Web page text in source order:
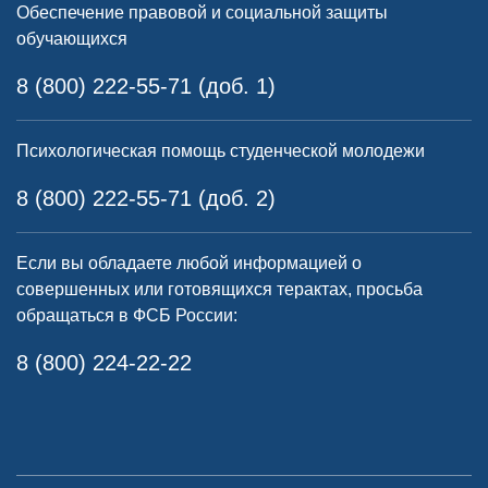
Обеспечение правовой и социальной защиты
обучающихся
8 (800) 222-55-71 (доб. 1)
Психологическая помощь студенческой молодежи
8 (800) 222-55-71 (доб. 2)
Если вы обладаете любой информацией о
совершенных или готовящихся терактах, просьба
обращаться в ФСБ России:
8 (800) 224-22-22